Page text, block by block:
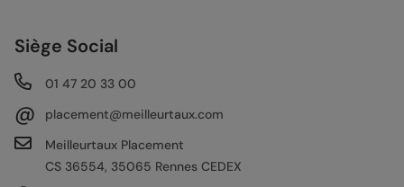
Siège Social
01 47 20 33 00
@
placement@meilleurtaux.com
Meilleurtaux Placement
CS 36554, 35065 Rennes CEDEX